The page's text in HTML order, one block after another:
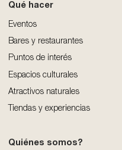
Qué hacer
Eventos
Bares y restaurantes
Puntos de interés
Espacios culturales
Atractivos naturales
Tiendas y experiencias
Quiénes somos?